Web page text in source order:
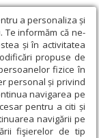
a personaliza și
informăm că ne-
și în activitatea
propuse de
fizice în
personal și privind
navigarea pe
pentru a citi și
navigării pe
fişierelor de tip
și cuvântări ›
rutier